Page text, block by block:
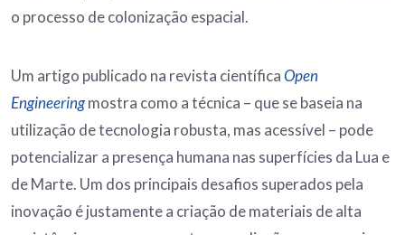
o processo de colonização espacial.
Um artigo publicado na revista científicaOpen
Engineeringmostra como a técnica – que se baseia na
utilização de tecnologia robusta, mas acessível – pode
potencializar a presença humana nas superfícies da Lua e
de Marte. Um dos principais desafios superados pela
inovação é justamente a criação de materiais de alta